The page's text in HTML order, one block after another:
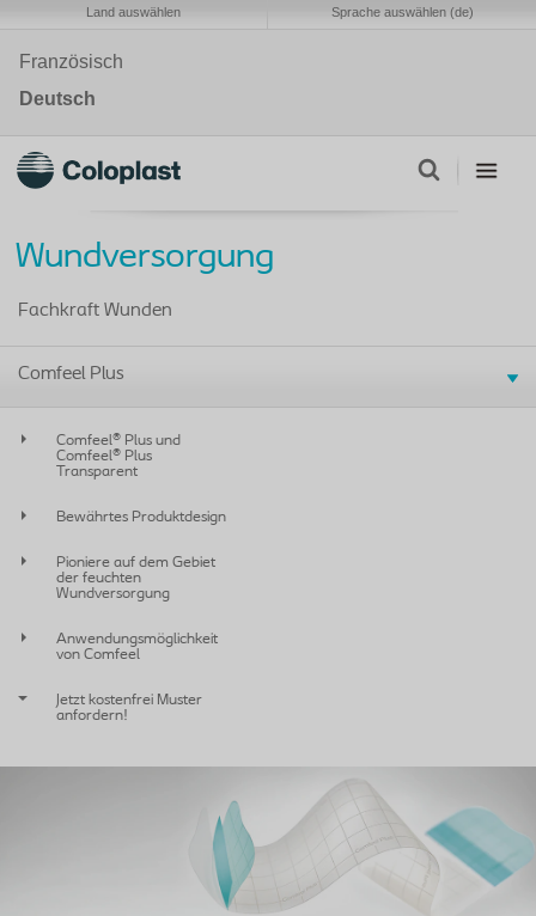
Land auswählen Sprache auswählen (de)
Französisch
Deutsch
Wundversorgung
Fachkraft Wunden
Comfeel Plus
Comfeel® Plus und
Comfeel® Plus
Transparent
Bewährtes Produktdesign
Pioniere auf dem Gebiet
der feuchten
Wundversorgung
Anwendungsmöglichkeit
von Comfeel
Jetzt kostenfrei Muster
anfordern!